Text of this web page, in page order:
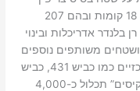
שהתפנה. הפרויקט כולל שלושה בניינים בני 18 קומות ובהם 207
בלנדר אדריכלות ובינוי
ושטחים משותפים נוספים
לרווחת הדיירים. הוא קרוב לצירי תנועה מרכזיים כמו כביש 431, כביש
44 , כביש 6 וכן לתחנת הרכבת. שכונת “נרקיסים” תכלול כ-4,000